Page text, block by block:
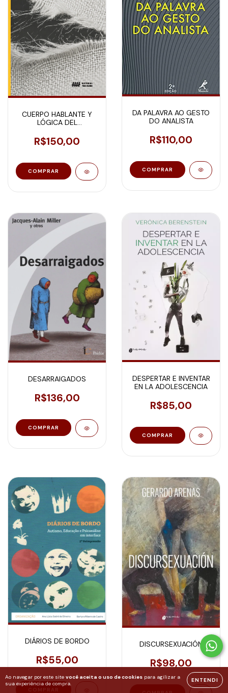
Ao navegar por este site você aceita o uso de cookies para agilizar a
sua experiência de compra.
ENTENDI
CUERPO HABLANTE Y
LÓGICA DEL
R$150,00
DA PALAVRA AO GESTO
DO ANALISTA
R$110,00
DESARRAIGADOS
R$136,00
DESPERTAR E INVENTAR
EN LA ADOLESCENCIA
R$85,00
DIÁRIOS DE BORDO
R$55,00
DISCURSEXUACIÓN
R$98,00